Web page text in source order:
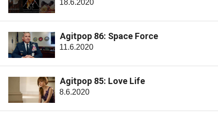
18.6.2020
Agitpop 86: Space Force
11.6.2020
Agitpop 85: Love Life
8.6.2020